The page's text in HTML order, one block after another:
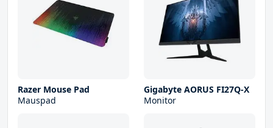
Razer Mouse Pad
Mauspad
Gigabyte AORUS FI27Q-X
Monitor